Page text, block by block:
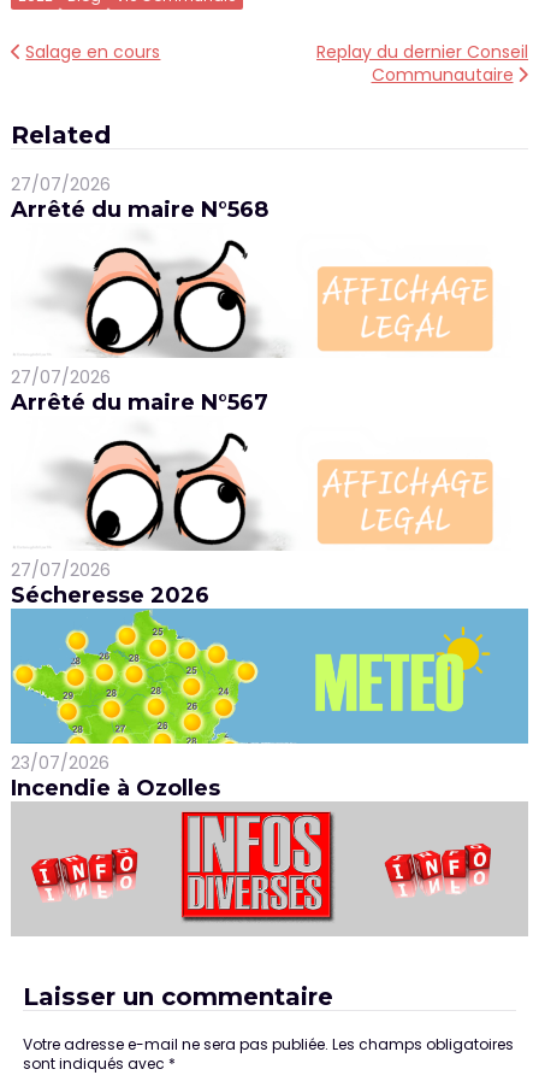
Navigation
l’article
Salage en cours
Replay du dernier Conseil
Communautaire
Related
27/07/2026
Arrêté du maire N°568
27/07/2026
Arrêté du maire N°567
27/07/2026
Sécheresse 2026
23/07/2026
Incendie à Ozolles
Laisser un commentaire
Votre adresse e-mail ne sera pas publiée. Les champs obligatoires
sont indiqués avec *